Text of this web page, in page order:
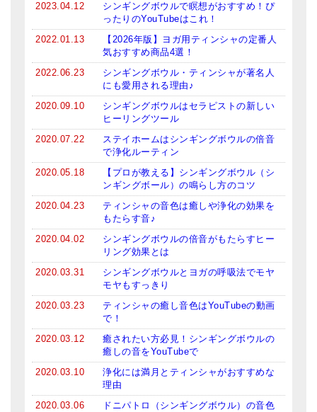
オリジナルグッズ
神々とつながるジュエリー
ヒーリング・マンダラポスター
ロゴステッカー・ポストカード各種
亡命チベット人尼僧のお守り・チャーム
チベット・マントラ・ヒーリングCD
ギフトラッピング
シンギングボウル講座
初級講座
倍音呼吸法レッスン
ビギナー講師・養成講座
アマナマナとは
About Us
2023.04.12
シンギングボウルで瞑想がおすすめ！ぴ
ったりのYouTubeはこれ！
2022.01.13
【2026年版】ヨガ用ティンシャの定番人
気おすすめ商品4選！
2022.06.23
シンギングボウル・ティンシャが著名人
にも愛用される理由♪
2020.09.10
シンギングボウルはセラピストの新しい
ヒーリングツール
2020.07.22
ステイホームはシンギングボウルの倍音
で浄化ルーティン
2020.05.18
【プロが教える】シンギングボウル（シ
ンギングボール）の鳴らし方のコツ
2020.04.23
ティンシャの音色は癒しや浄化の効果を
もたらす音♪
2020.04.02
シンギングボウルの倍音がもたらすヒー
リング効果とは
2020.03.31
シンギングボウルとヨガの呼吸法でモヤ
モヤもすっきり
2020.03.23
ティンシャの癒し音色はYouTubeの動画
で！
2020.03.12
癒されたい方必見！シンギングボウルの
癒しの音をYouTubeで
2020.03.10
浄化には満月とティンシャがおすすめな
理由
2020.03.06
ドニパトロ（シンギングボウル）の音色